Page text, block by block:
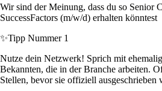
Wir sind der Meinung, dass du so Senior
SuccessFactors (m/w/d) erhalten könntest
✨Tipp Nummer 1
Nutze dein Netzwerk! Sprich mit
Bekannten, die in der Branche arbeiten.
Stellen, bevor sie offiziell ausgeschrieben